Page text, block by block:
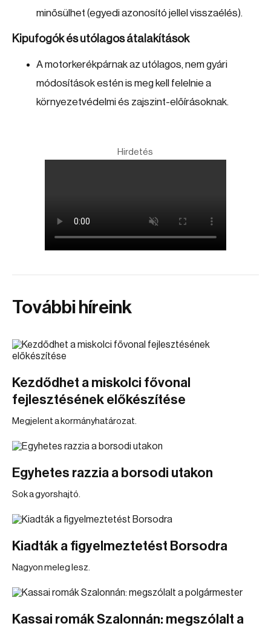
minősülhet (egyedi azonosító jellel visszaélés).
Kipufogók és utólagos átalakítások
A motorkerékpárnak az utólagos, nem gyári
módosítások estén is meg kell felelnie a
környezetvédelmi és zajszint-előírásoknak.
Hirdetés
További híreink
Kezdődhet a miskolci fővonal
fejlesztésének előkészítése
Megjelent a kormányhatározat.
Egyhetes razzia a borsodi utakon
Sok a gyorshajtó.
Kiadták a figyelmeztetést Borsodra
Nagyon meleg lesz.
Kassai romák Szalonnán: megszólalt a